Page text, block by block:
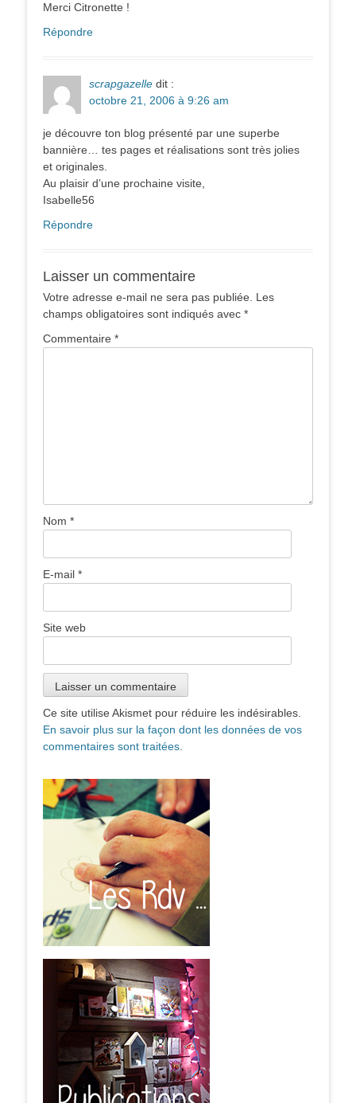
Merci Citronette !
Répondre
scrapgazelle dit :
octobre 21, 2006 à 9:26 am
je découvre ton blog présenté par une superbe
bannière… tes pages et réalisations sont très jolies
et originales.
Au plaisir d’une prochaine visite,
Isabelle56
Répondre
Laisser un commentaire
Votre adresse e-mail ne sera pas publiée. Les
champs obligatoires sont indiqués avec *
Commentaire *
Nom *
E-mail *
Site web
Ce site utilise Akismet pour réduire les indésirables.
En savoir plus sur la façon dont les données de vos
commentaires sont traitées.